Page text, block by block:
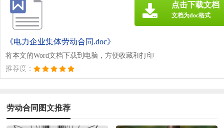
《电力企业集体劳动合同.doc》
将本文的Word文档下载到电脑，方便收藏和打印
推荐度：
点击下载文档
文档为doc格式
劳动合同图文推荐